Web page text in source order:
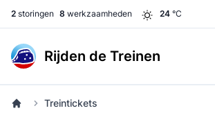
2 storingen 8 werkzaamheden 24 °C
Rijden de Treinen
Treintickets